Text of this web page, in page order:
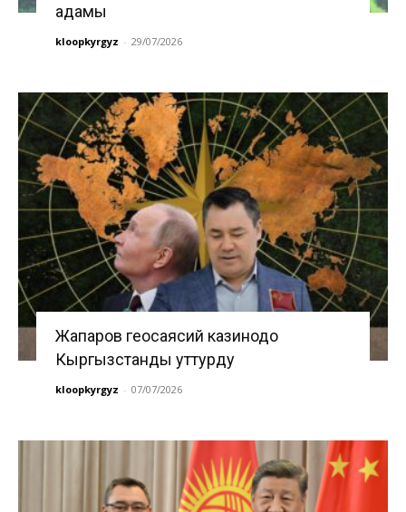
адамы
kloopkyrgyz - 29/07/2026
Жапаров геосаясий казинодо
Кыргызстанды уттурду
kloopkyrgyz - 07/07/2026